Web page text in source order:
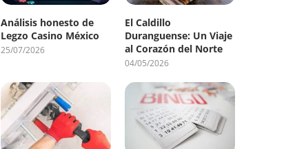
Análisis honesto de
Legzo Casino México
25/07/2026
El Caldillo
Duranguense: Un Viaje
al Corazón del Norte
04/05/2026